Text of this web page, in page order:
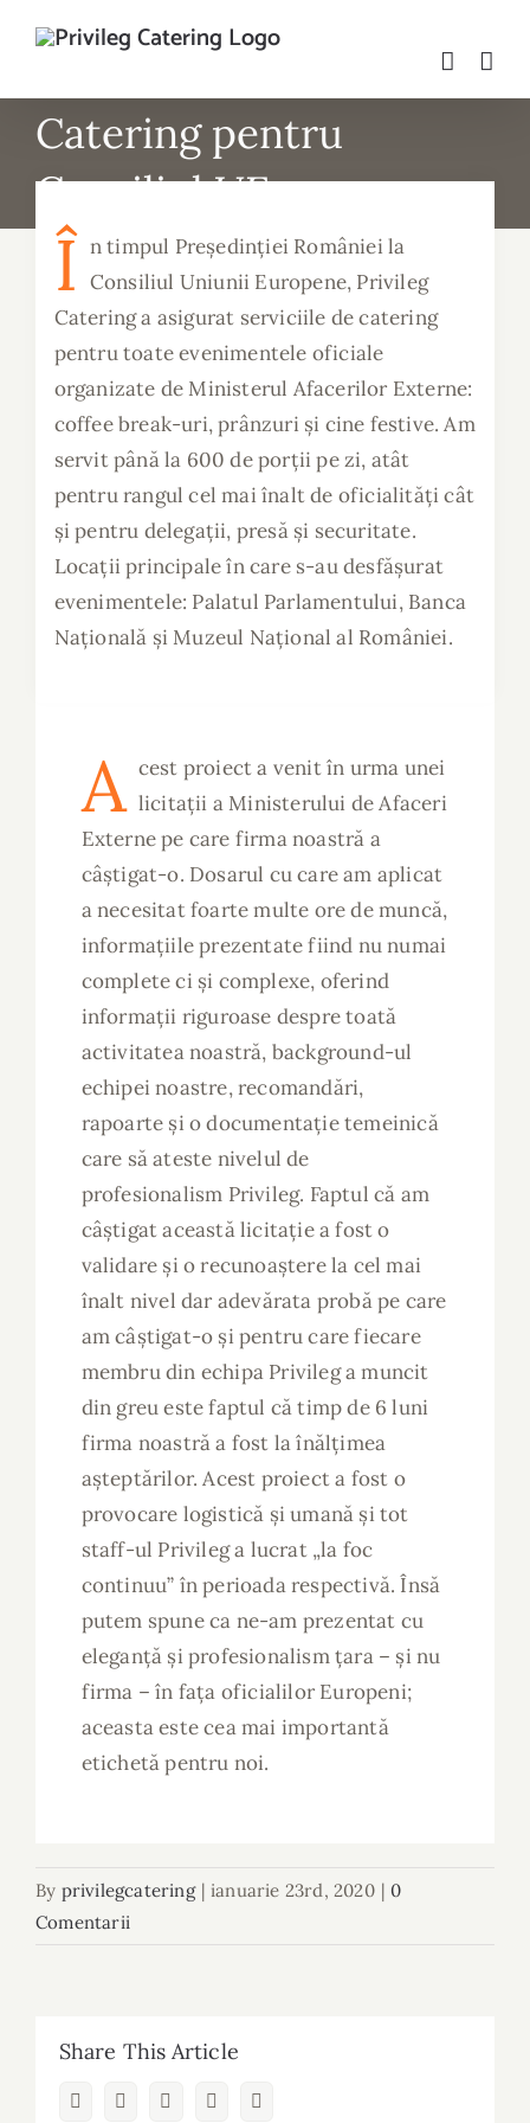
Catering pentru
Consiliul UE
Î n timpul Președinției României la
Consiliul Uniunii Europene, Privileg
Catering a asigurat serviciile de catering
pentru toate evenimentele oficiale
organizate de Ministerul Afacerilor Externe:
coffee break-uri, prânzuri și cine festive. Am
servit până la 600 de porții pe zi, atât
pentru rangul cel mai înalt de oficialități cât
și pentru delegații, presă și securitate.
Locații principale în care s-au desfășurat
evenimentele: Palatul Parlamentului, Banca
Națională și Muzeul Național al României.
A cest proiect a venit în urma unei
licitații a Ministerului de Afaceri
Externe pe care firma noastră a
câștigat-o. Dosarul cu care am aplicat
a necesitat foarte multe ore de muncă,
informațiile prezentate fiind nu numai
complete ci și complexe, oferind
informații riguroase despre toată
activitatea noastră, background-ul
echipei noastre, recomandări,
rapoarte și o documentație temeinică
care să ateste nivelul de
profesionalism Privileg. Faptul că am
câștigat această licitație a fost o
validare și o recunoaștere la cel mai
înalt nivel dar adevărata probă pe care
am câștigat-o și pentru care fiecare
membru din echipa Privileg a muncit
din greu este faptul că timp de 6 luni
firma noastră a fost la înălțimea
așteptărilor. Acest proiect a fost o
provocare logistică și umană și tot
staff-ul Privileg a lucrat „la foc
continuu” în perioada respectivă. Însă
putem spune ca ne-am prezentat cu
eleganță și profesionalism țara – și nu
firma – în fața oficialilor Europeni;
aceasta este cea mai importantă
etichetă pentru noi.
By privilegcatering | ianuarie 23rd, 2020 | 0
Comentarii
Share This Article
FacebookTwitter LinkedInWhatsapp